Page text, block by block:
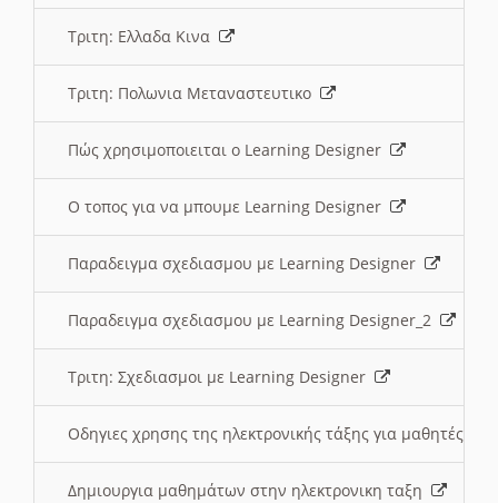
Τριτη: Ελλαδα Κινα
Τριτη: Πολωνια Μεταναστευτικο
Πώς χρησιμοποιειται ο Learning Designer
O τοπος για να μπουμε Learning Designer
Παραδειγμα σχεδιασμου με Learning Designer
Παραδειγμα σχεδιασμου με Learning Designer_2
Τριτη: Σχεδιασμοι με Learning Designer
Οδηγιες χρησης της ηλεκτρονικής τάξης για μαθητές
Δημιουργια μαθημάτων στην ηλεκτρονικη ταξη